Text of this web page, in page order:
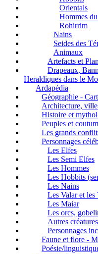
Orientais
Hommes
Rohirrim
Nains
Seides des
Animaux
Artefacts et
Drapeaux,
Heraldiques dans le
Ardapédia
Géographie -
Architecture,
Histoire et
Peuples et
Les grands
Personnages
Les Elfes
Les Semi Elfes
Les Hommes
Les Hobbits
Les Nains
Les Valar et les
Les Maiar
Les orcs,
Autres
Personnages
Faune et flore -
Poésie/